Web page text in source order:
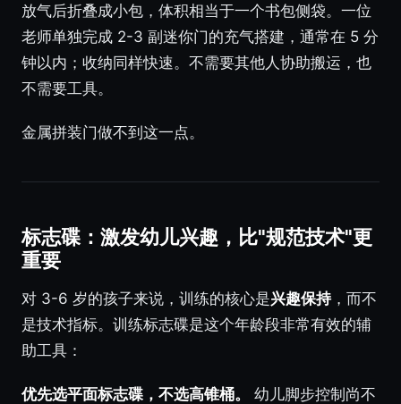
放气后折叠成小包，体积相当于一个书包侧袋。一位
老师单独完成 2-3 副迷你门的充气搭建，通常在 5 分
钟以内；收纳同样快速。不需要其他人协助搬运，也
不需要工具。
金属拼装门做不到这一点。
标志碟：激发幼儿兴趣，比"规范技术"更
重要
对 3-6 岁的孩子来说，训练的核心是兴趣保持，而不
是技术指标。训练标志碟是这个年龄段非常有效的辅
助工具：
优先选平面标志碟，不选高锥桶。
幼儿脚步控制尚不